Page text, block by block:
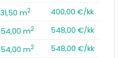
31,50 m2
400,00 €/kk
54,00 m2
548,00 €/kk
54,00 m2
548,00 €/kk